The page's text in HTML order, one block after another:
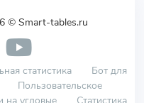
© Smart-tables.ru
статистика
Бот для
Пользовательское